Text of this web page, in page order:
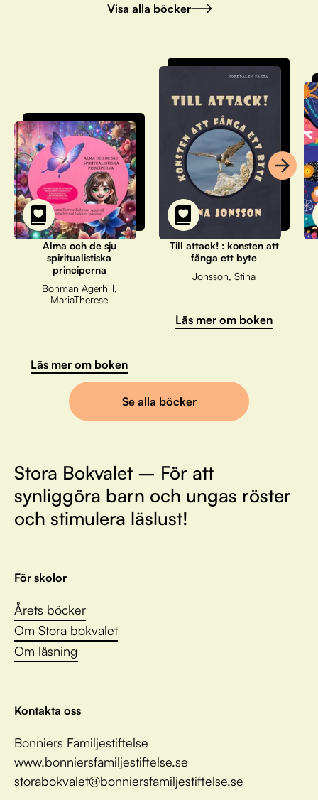
Visa alla böcker
Alma och de sju
spiritualistiska
principerna
Bohman Agerhill,
MariaTherese
Läs mer om boken
Till attack! : konsten att
fånga ett byte
Jonsson, Stina
Läs mer om boken
Se alla böcker
Stora Bokvalet – För att
synliggöra barn och ungas röster
och stimulera läslust!
För skolor
Årets böcker
Om Stora bokvalet
Om läsning
Kontakta oss
Bonniers Familjestiftelse
www.bonniersfamiljestiftelse.se
storabokvalet@bonniersfamiljestiftelse.se